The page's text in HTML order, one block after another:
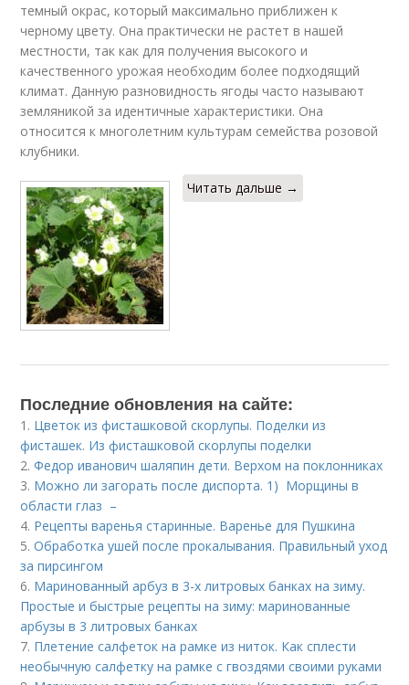
темный окрас, который максимально приближен к
черному цвету. Она практически не растет в нашей
местности, так как для получения высокого и
качественного урожая необходим более подходящий
климат. Данную разновидность ягоды часто называют
земляникой за идентичные характеристики. Она
относится к многолетним культурам семейства розовой
клубники.
Читать дальше →
Последние обновления на сайте:
1. Цветок из фисташковой скорлупы. Поделки из
фисташек. Из фисташковой скорлупы поделки
2.Федор иванович шаляпин дети. Верхом на поклонниках
3. Можно ли загорать после диспорта. 1) Морщины в
области глаз –
4. Рецепты варенья старинные. Варенье для Пушкина
5.Обработка ушей после прокалывания. Правильный уход
за пирсингом
6. Маринованный арбуз в 3-х литровых банках на зиму.
Простые и быстрые рецепты на зиму: маринованные
арбузы в 3 литровых банках
7. Плетение салфеток на рамке из ниток. Как сплести
необычную салфетку на рамке с гвоздями своими руками